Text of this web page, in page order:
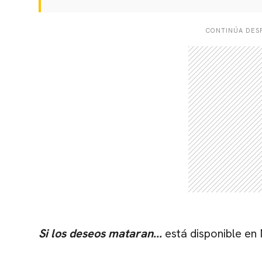
CONTINÚA
Si los deseos mataran... está disponible en